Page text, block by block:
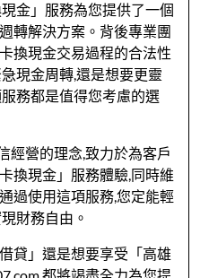
金」服務為您提供了一個
轉解決方案。背後專業團
換現金交易過程的合法性
現金周轉,還是想要更靈
務都是值得您考慮的選
經營的理念,致力於為客戶
換現金」服務體驗,同時維
過使用這項服務,您定能輕
財務自由。
貸」還是想要享受「高雄